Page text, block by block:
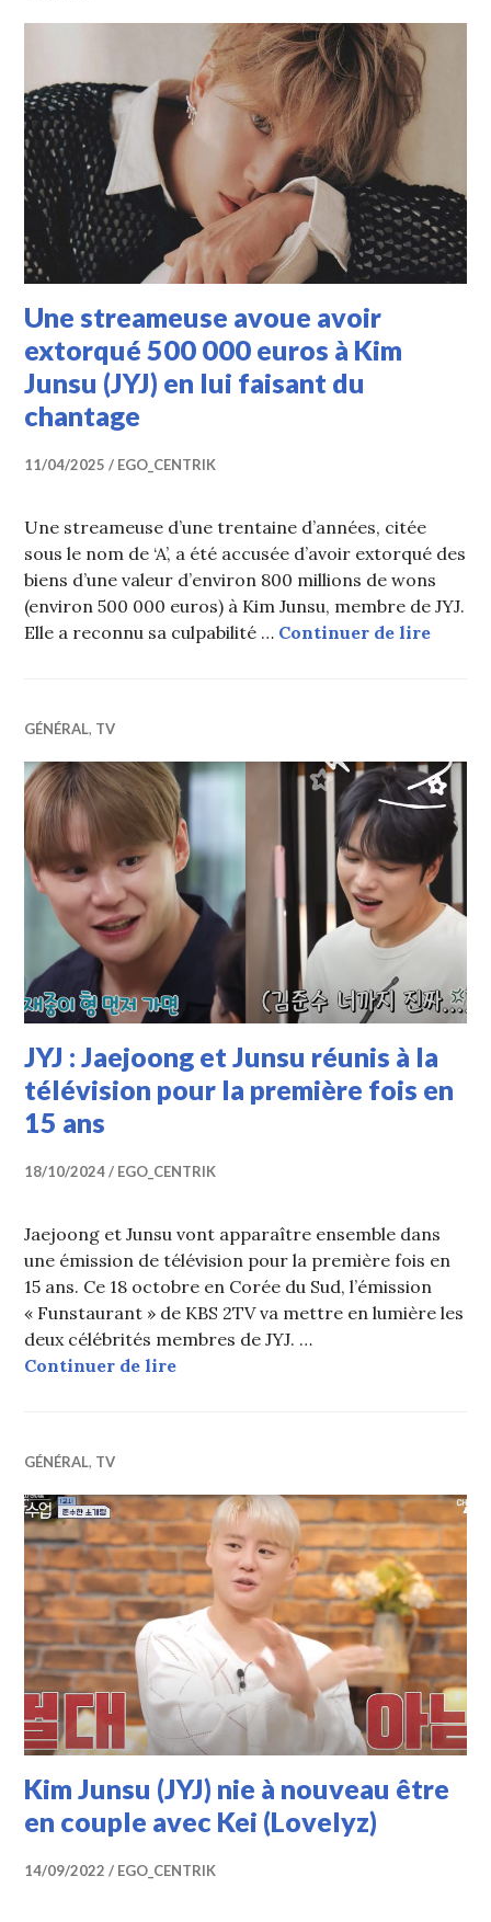
Une streameuse avoue avoir
extorqué 500 000 euros à Kim
Junsu (JYJ) en lui faisant du
chantage
11/04/2025 EGO_CENTRIK
Une streameuse d’une trentaine d’années, citée
sous le nom de ‘A’, a été accusée d’avoir extorqué des
biens d’une valeur d’environ 800 millions de wons
(environ 500 000 euros) à Kim Junsu, membre de JYJ.
Elle a reconnu sa culpabilité … Continuer de lireUne
GÉNÉRAL, TV
JYJ : Jaejoong et Junsu réunis à la
télévision pour la première fois en
15 ans
18/10/2024 EGO_CENTRIK
Jaejoong et Junsu vont apparaître ensemble dans
une émission de télévision pour la première fois en
15 ans. Ce 18 octobre en Corée du Sud, l’émission
« Funstaurant » de KBS 2TV va mettre en lumière les
deux célébrités membres de JYJ. …
Continuer de lireJYJ : Jaejoong et Junsu réunis à
GÉNÉRAL, TV
Kim Junsu (JYJ) nie à nouveau être
en couple avec Kei (Lovelyz)
14/09/2022 EGO_CENTRIK